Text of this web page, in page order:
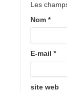
Les
Nom *
E-mail *
site web